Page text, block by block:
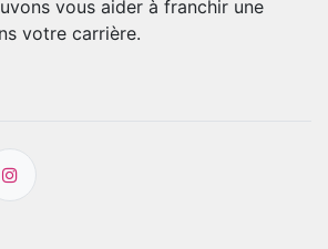
vous aider à franchir une
votre carrière.